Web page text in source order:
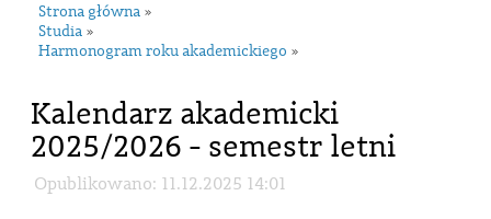
Strona główna »
Studia »
Harmonogram roku akademickiego »
Kalendarz akademicki
2025/2026 - semestr letni
Opublikowano: 11.12.2025 14:01